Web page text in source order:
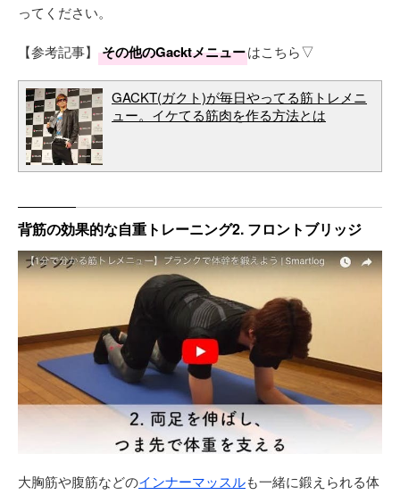
ってください。
【参考記事】 その他のGacktメニューはこちら▽
GACKT(ガクト)が毎日やってる筋トレメニ
ュー。イケてる筋肉を作る方法とは
背筋の効果的な自重トレーニング2. フロントブリッジ
大胸筋や腹筋などのインナーマッスルも一緒に鍛えられる体